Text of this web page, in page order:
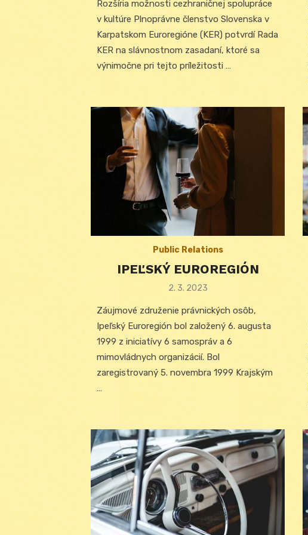
Rozšíria možnosti cezhraničnej spolupráce
v kultúre Plnoprávne členstvo Slovenska v
Karpatskom Euroregióne (KER) potvrdí Rada
KER na slávnostnom zasadaní, ktoré sa
výnimočne pri tejto príležitosti …
Public Relations
IPEĽSKÝ EUROREGIÓN
Posted
2. 3. 2023
Záujmové združenie právnických osôb,
Ipeľský Euroregión bol založený 6. augusta
1999 z iniciatívy 6 samospráv a 6
mimovládnych organizácií. Bol
zaregistrovaný 5. novembra 1999 Krajským
…